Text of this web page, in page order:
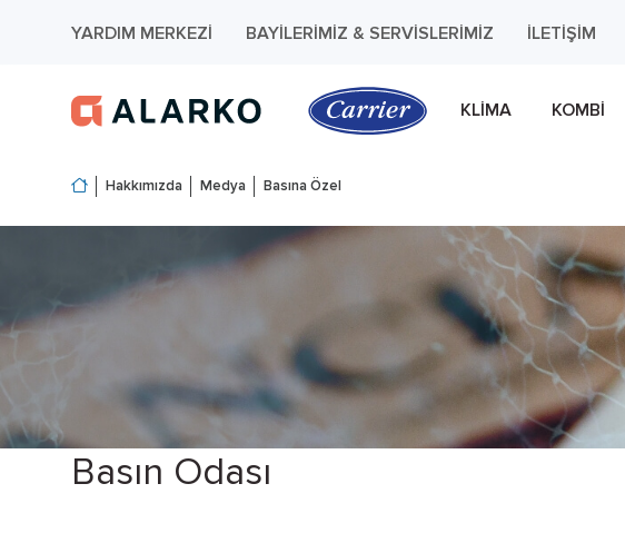
YARDIM MERKEZI BAYILERIMIZ & SERVISLERIMIZ İLETIŞIM
KLIMA KOMBI
Hakkımızda Medya Basına Özel
Basın Odası